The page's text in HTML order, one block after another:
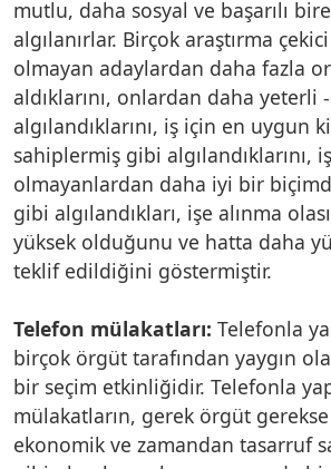
mutlu, daha sosyal ve başarılı
algılanırlar. Birçok araştırma
olmayan adaylardan daha fazla
aldıklarını, onlardan daha yeterli
algılandıklarını, iş için en uygun
sahiplermiş gibi algılandıklarını,
olmayanlardan daha iyi bir
gibi algılandıkları, işe alınma
yüksek olduğunu ve hatta daha
teklif edildiğini göstermiştir.
Telefon mülakatları: Telefonla
birçok örgüt tarafından yaygın
bir seçim etkinliğidir. Telefonla
mülakatların, gerek örgüt gerekse
ekonomik ve zamandan tasarruf